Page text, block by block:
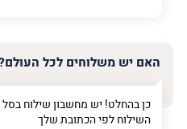
האם יש משלוחים לכל
כן בהחלט! יש מחשבון שילוח
השילוח לפי הכתובת שלך